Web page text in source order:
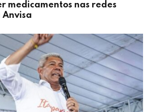
medicamentos nas redes
Anvisa